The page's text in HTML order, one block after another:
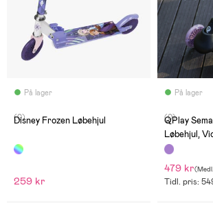
På lager
(0)
Disney Frozen Løbehjul
259 kr
På lager
(0)
QPlay
Løbehjul,
479 kr(
Tidl. pris: